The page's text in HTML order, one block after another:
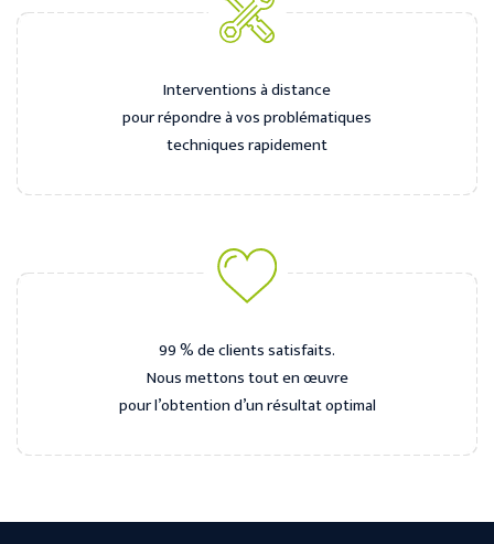
Interventions à distance
pour répondre à vos problématiques
techniques rapidement
99 % de clients satisfaits.
Nous mettons tout en œuvre
pour l’obtention d’un résultat optimal